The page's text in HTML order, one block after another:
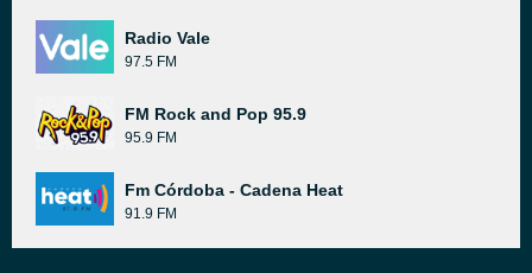
Radio Vale
97.5 FM
FM Rock and Pop 95.9
95.9 FM
Fm Córdoba - Cadena Heat
91.9 FM